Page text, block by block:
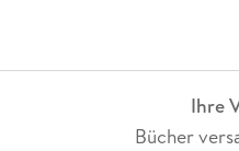
Ihre
Bücher